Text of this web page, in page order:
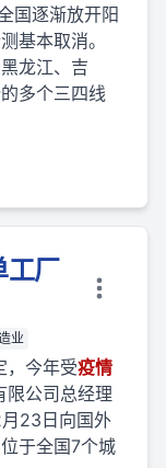
国逐渐放开阳
基本取消。
龙江、吉
多个三四线
工厂
业
，今年受疫情
限公司总经理
23日向国外
于全国7个城